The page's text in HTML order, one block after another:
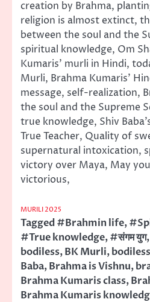
creation by Brahma,
religion is almost extinct,
between the soul and the
spiritual knowledge, Om
Kumaris’ murli in Hindi,
Murli, Brahma Kumaris’
message, self-realization,
the soul and the Supreme
true knowledge, Shiv
True Teacher, Quality of
supernatural intoxication,
victory over Maya, May
victorious,
MURILI 2025
Tagged#Brahmin life,
#True knowledge,#संगम युग,
bodiless,BK Murli,
Baba,Brahma is Vishnu,
Brahma Kumaris class,
Brahma Kumaris